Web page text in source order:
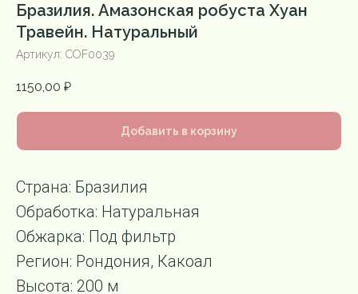
Бразилия. Амазонская робуста Хуан
Травейн. Натуральный
Артикул: COF0039
1150,00 ₽
Добавить в корзину
Страна: Бразилия
Обработка: Натуральная
Обжарка: Под фильтр
Регион: Рондония, Какоал
Высота: 200 м